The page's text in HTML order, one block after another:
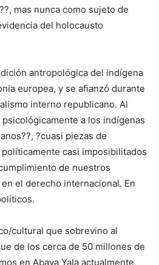
mas nunca como sujeto de
del holocausto
antropológica del indígena
europea, y se afianzó durante
interno republicano. Al
a los indígenas
?cuasi piezas de
casi imposibilitados
de nuestros
el derecho internacional. En
cultural que sobrevino al
de los cerca de 50 millones de
en Abaya Yala actualmente,